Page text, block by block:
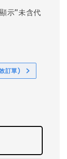
示"未含代
訂單)